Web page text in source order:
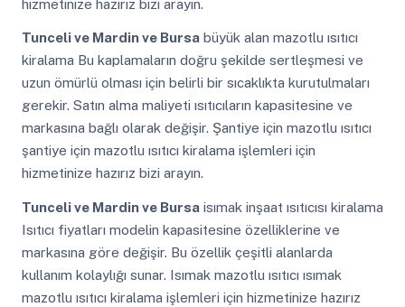
hizmetinize hazırız bizi arayın.
Tunceli ve Mardin ve Bursabüyük alan mazotlu ısıtıcı
kiralama Bu kaplamaların doğru şekilde sertleşmesi ve
uzun ömürlü olması için belirli bir sıcaklıkta kurutulmaları
gerekir. Satın alma maliyeti ısıtıcıların kapasitesine ve
markasına bağlı olarak değişir. Şantiye için mazotlu ısıtıcı
şantiye için mazotlu ısıtıcı kiralama işlemleri için
hizmetinize hazırız bizi arayın.
Tunceli ve Mardin ve Bursaisımak inşaat ısıtıcısı kiralama
Isıtıcı fiyatları modelin kapasitesine özelliklerine ve
markasına göre değişir. Bu özellik çeşitli alanlarda
kullanım kolaylığı sunar. Isımak mazotlu ısıtıcı ısımak
mazotlu ısıtıcı kiralama işlemleri için hizmetinize hazırız